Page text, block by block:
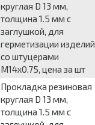
круглая D 13 мм,
толщина 1.5 мм с
заглушкой, для
герметизации изделий
со штуцерами
М14х0.75, цена за шт
Прокладка резиновая
круглая D 13 мм,
толщина 1.5 мм с